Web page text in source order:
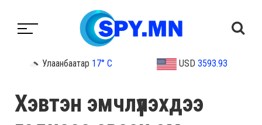
Улаанбаатар 17° C USD 3593.93
Хэвтэн эмчлүүлэхдээ